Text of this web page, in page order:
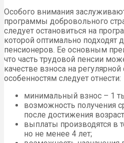
Особого внимания
программы добровольного
следует остановиться на
которой оптимально подходят
пенсионеров. Ее основным
что часть трудовой пенсии
качестве взноса на
особенностям следует отнести:
минимальный взнос – 1
возможность получения
после достижения
выплаты производятся в
но не менее 4 лет;